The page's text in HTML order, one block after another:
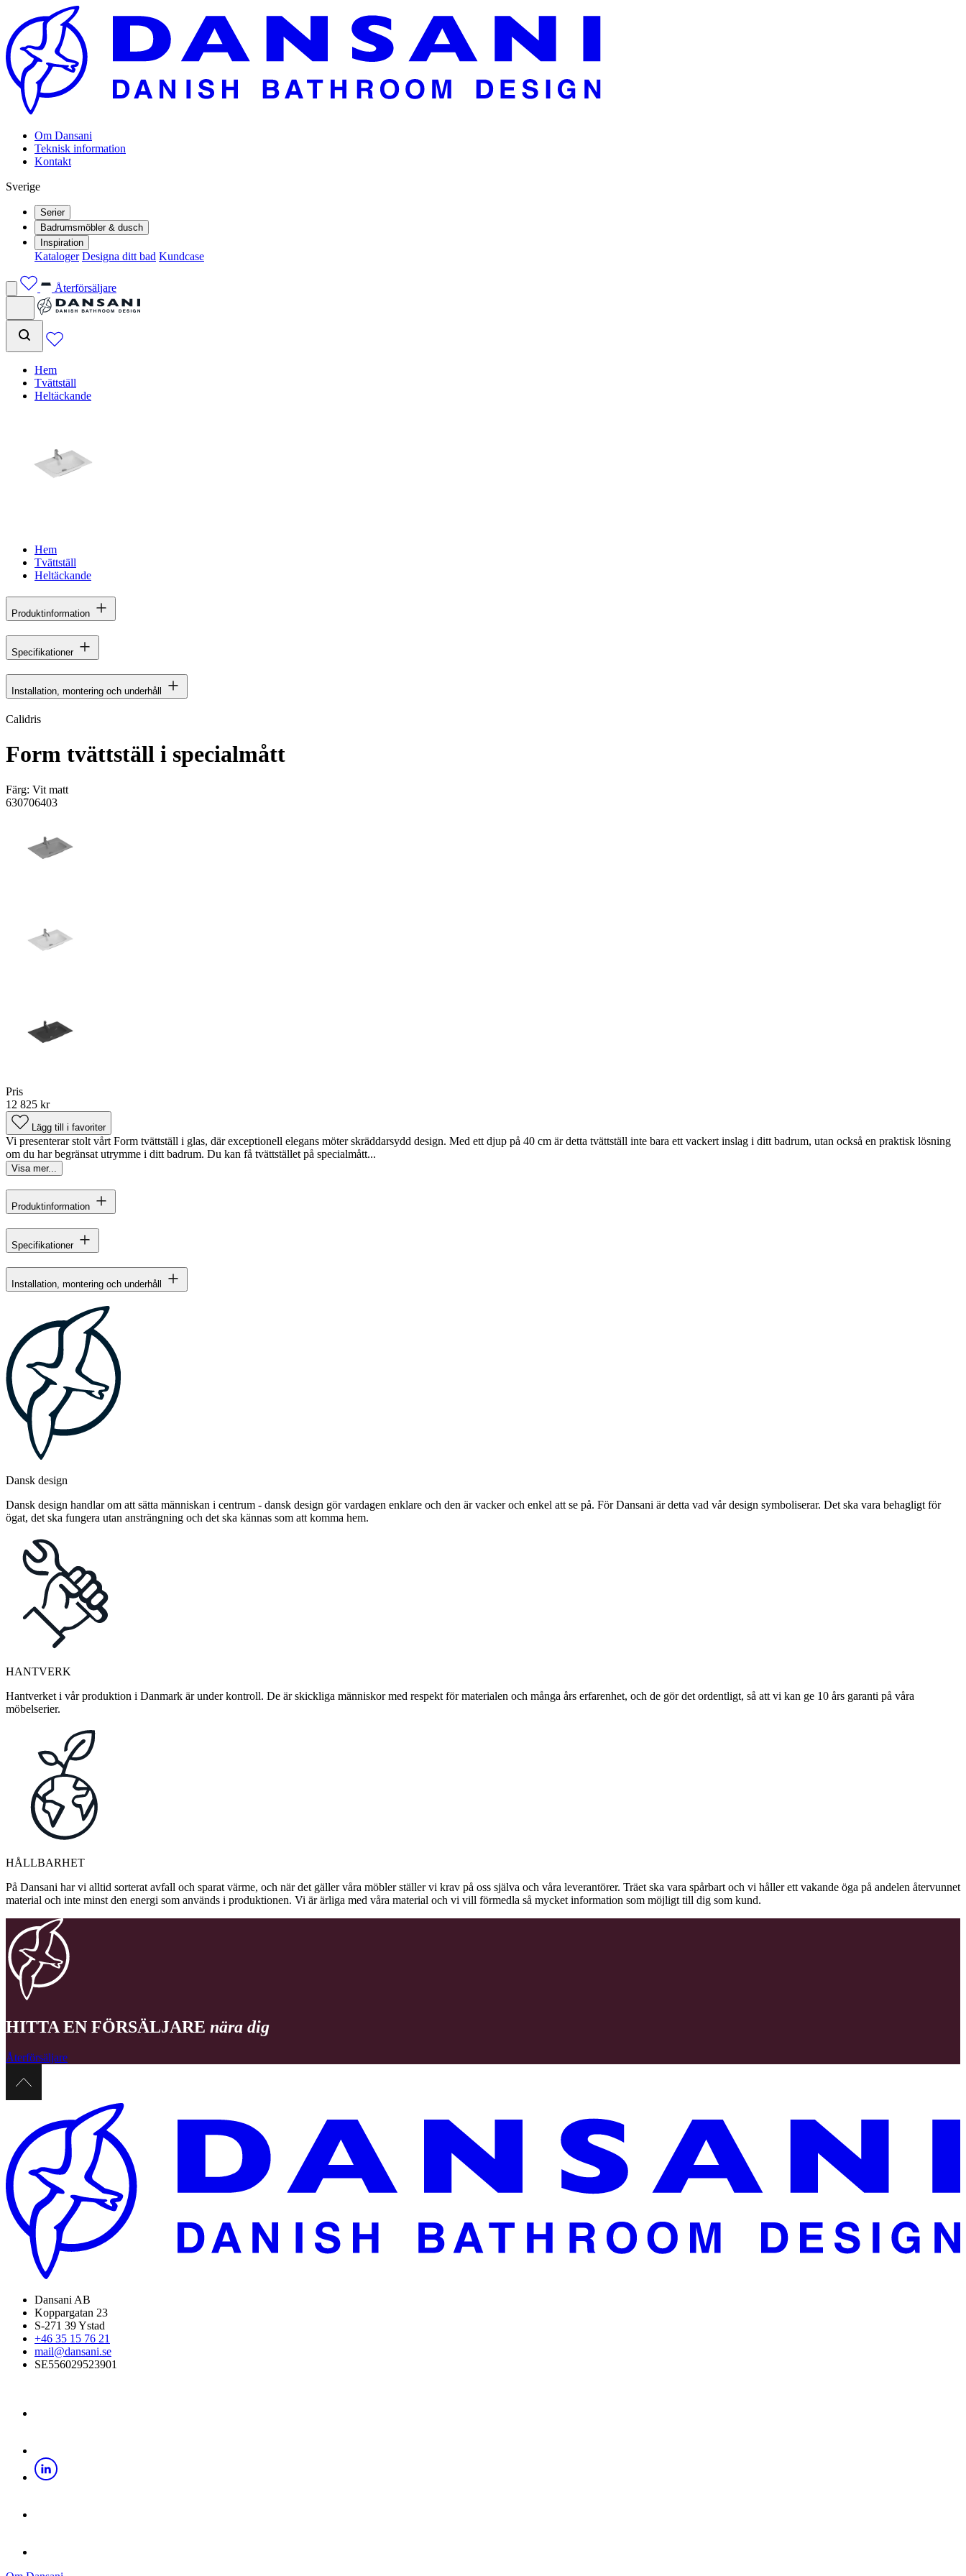
Om Dansani
Teknisk information
Kontakt
Sverige
Serier
Badrumsmöbler & dusch
Inspiration
Kataloger Designa ditt bad Kundcase
Återförsäljare
Hem
Tvättställ
Heltäckande
Hem
Tvättställ
Heltäckande
Produktinformation
Specifikationer
Installation, montering och underhåll
Calidris
Form tvättställ i specialmått
Färg: Vit matt
630706403
Pris
12 825 kr
Lägg till i favoriter
Vi presenterar stolt vårt Form tvättställ i glas, där exceptionell elegans möter skräddarsydd design. Med ett djup på 40 cm är detta tvättställ inte bara ett vackert inslag i ditt badrum, utan också en praktisk lösning
om du har begränsat utrymme i ditt badrum. Du kan få tvättstället på specialmått...
Visa mer...
Produktinformation
Specifikationer
Installation, montering och underhåll
Dansk design
Dansk design handlar om att sätta människan i centrum - dansk design gör vardagen enklare och den är vacker och enkel att se på. För Dansani är detta vad vår design symboliserar. Det ska vara behagligt för
ögat, det ska fungera utan ansträngning och det ska kännas som att komma hem.
HANTVERK
Hantverket i vår produktion i Danmark är under kontroll. De är skickliga människor med respekt för materialen och många års erfarenhet, och de gör det ordentligt, så att vi kan ge 10 års garanti på våra
möbelserier.
HÅLLBARHET
På Dansani har vi alltid sorterat avfall och sparat värme, och när det gäller våra möbler ställer vi krav på oss själva och våra leverantörer. Träet ska vara spårbart och vi håller ett vakande öga på andelen återvunnet
material och inte minst den energi som används i produktionen. Vi är ärliga med våra material och vi vill förmedla så mycket information som möjligt till dig som kund.
HITTA EN FÖRSÄLJARE nära dig
Återförsäljare
Dansani AB
Koppargatan 23
S-271 39 Ystad
+46 35 15 76 21
mail@dansani.se
SE556029523901